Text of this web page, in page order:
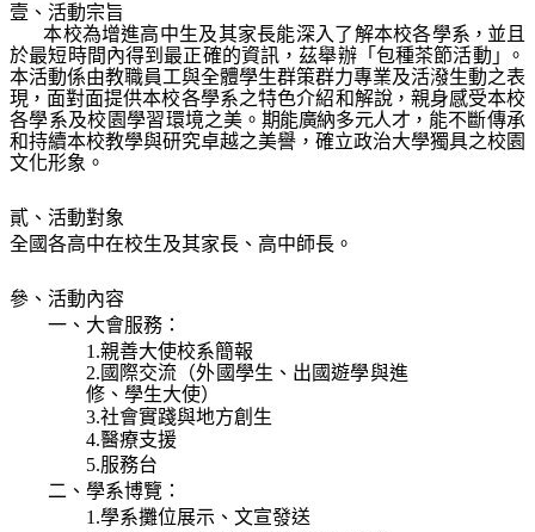
壹、活動宗旨
本校為增進高中生及其家長能深入了解本校各學系， 並且
於最短時間內得到最正確的資訊，茲舉辦「包種茶節活動 」
。
本活動係由教職員工與全體學生群策群力專業及活潑生動之表
現， 面對面提供本校各學系之特色介紹和解說， 親身感受本校
各學系及校園學習環境之美。 期能廣納多元人才 ， 能不斷傳承
和持續本校教學與研究卓越之美譽，確立政治大學獨具之校園
文化形象。
貳、活動對象
全國各高中在校生及其家長、高中師長。
參、活動內容
一、大會服務：
1.親善大使校系簡報
2. 國際交流（外國學生、出國遊學與進
修、學生大使）
3.社會實踐與地方創生
4.醫療支援
5.服務台
二、學系博覽：
1.學系攤位展示、文宣發送